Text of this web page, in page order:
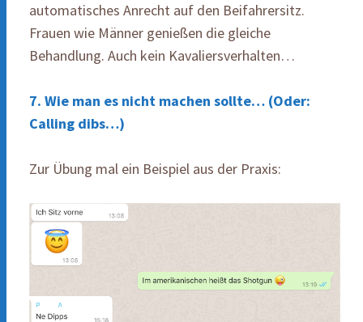
automatisches Anrecht auf den Beifahrersitz.
Frauen wie Männer genießen die gleiche
Behandlung. Auch kein Kavaliersverhalten…
7. Wie man es nicht machen sollte… (Oder:
Calling dibs…)
Zur Übung mal ein Beispiel aus der Praxis: